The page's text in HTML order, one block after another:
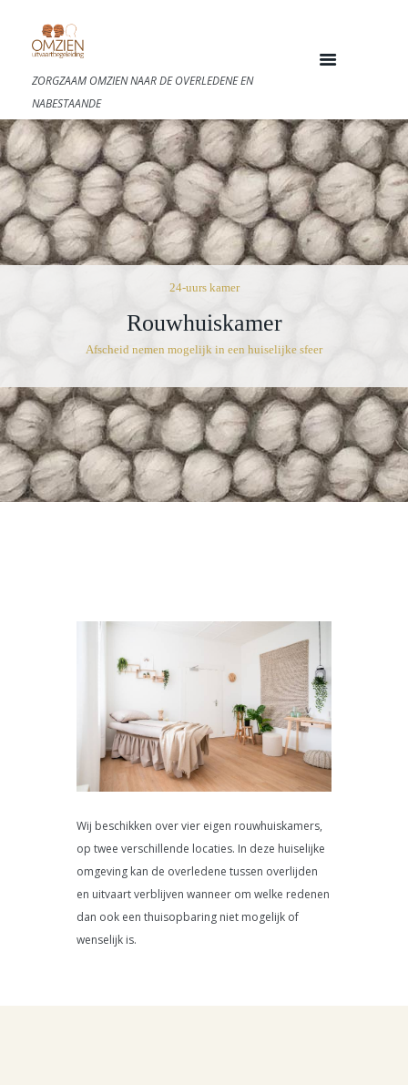
ZORGZAAM OMZIEN NAAR DE OVERLEDENE EN
NABESTAANDE
24-uurs kamer
Rouwhuiskamer
Afscheid nemen mogelijk in een huiselijke sfeer
Wij beschikken over vier eigen rouwhuiskamers,
op twee verschillende locaties. In deze huiselijke
omgeving kan de overledene tussen overlijden
en uitvaart verblijven wanneer om welke redenen
dan ook een thuisopbaring niet mogelijk of
wenselijk is.